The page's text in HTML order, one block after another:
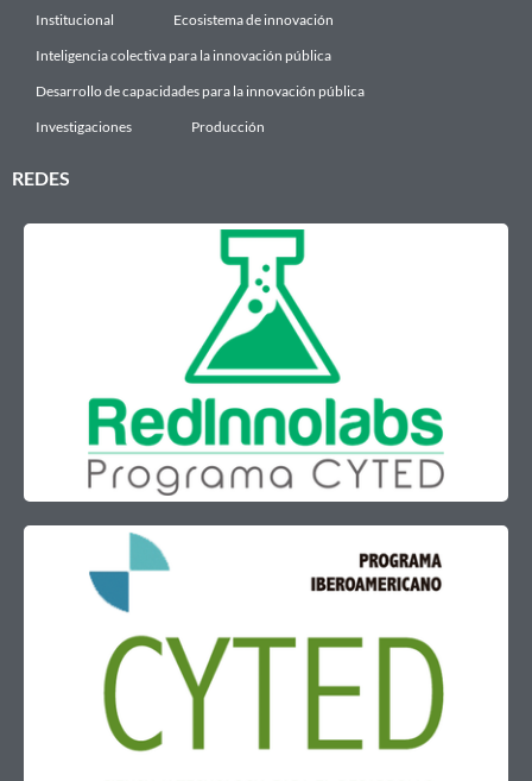
Institucional
Ecosistema de innovación
Inteligencia colectiva para la innovación pública
Desarrollo de capacidades para la innovación pública
Investigaciones
Producción
REDES